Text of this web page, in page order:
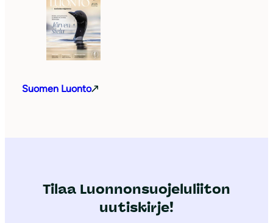
Suomen Luonto
Tilaa Luonnonsuojeluliiton
uutiskirje!